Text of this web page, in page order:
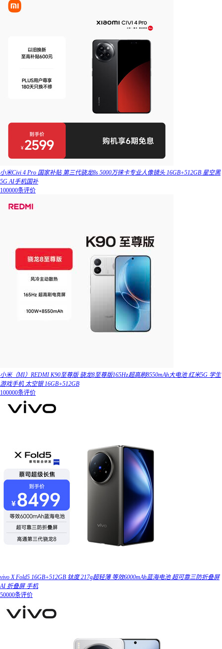
小米Civi 4 Pro 国家补贴 第三代骁龙8s 5000万徕卡专业人像镜头 16GB+512GB 星空黑
5G AI手机国补
100000条评价
小米（MI）REDMI K90至尊版 骁龙8至尊版165Hz超高刷8550mAh大电池 红米5G 学生
游戏手机 太空银 16GB+512GB
100000条评价
vivo X Fold5 16GB+512GB 钛度 217g超轻薄 等效6000mAh蓝海电池 超可靠三防折叠屏
AI 折叠屏 手机
50000条评价